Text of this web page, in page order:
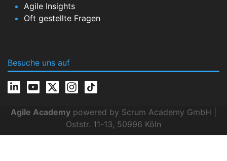
Agile Insights
Oft gestellte Fragen
Besuche uns auf
Agile Academy powered by Scrum Academy GmbH |
Oststr. 11-13, 50996 Köln